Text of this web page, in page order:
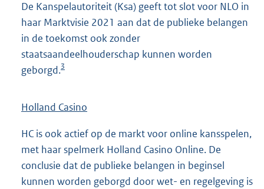
De Kanspelautoriteit (Ksa) geeft tot slot voor NLO in
haar Marktvisie 2021 aan dat de publieke belangen
in de toekomst ook zonder
staatsaandeelhouderschap kunnen worden
geborgd.3
Holland Casino
HC is ook actief op de markt voor online kansspelen,
met haar spelmerk Holland Casino Online. De
conclusie dat de publieke belangen in beginsel
kunnen worden geborgd door wet- en regelgeving is